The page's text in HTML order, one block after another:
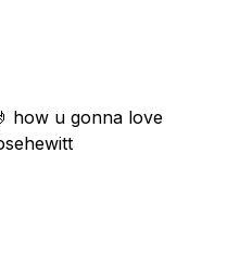
how u gonna love